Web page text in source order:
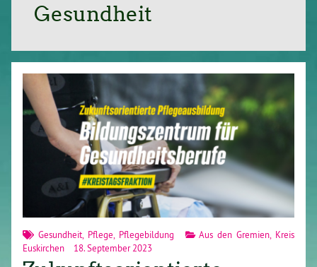
Gesundheit
Gesundheit, Pflege Pflegebildung Aus den Gremien Kreis
Euskirchen
18. September 2023